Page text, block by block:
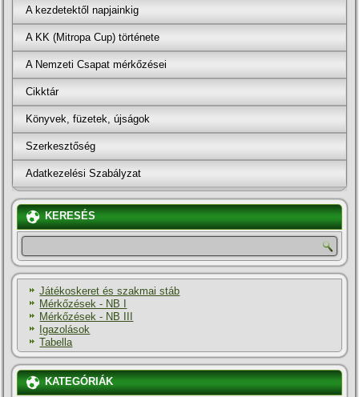
A kezdetektől napjainkig
A KK (Mitropa Cup) története
A Nemzeti Csapat mérkőzései
Cikktár
Könyvek, füzetek, újságok
Szerkesztőség
Adatkezelési Szabályzat
KERESÉS
Játékoskeret és szakmai stáb
Mérkőzések - NB I
Mérkőzések - NB III
Igazolások
Tabella
KATEGÓRIÁK